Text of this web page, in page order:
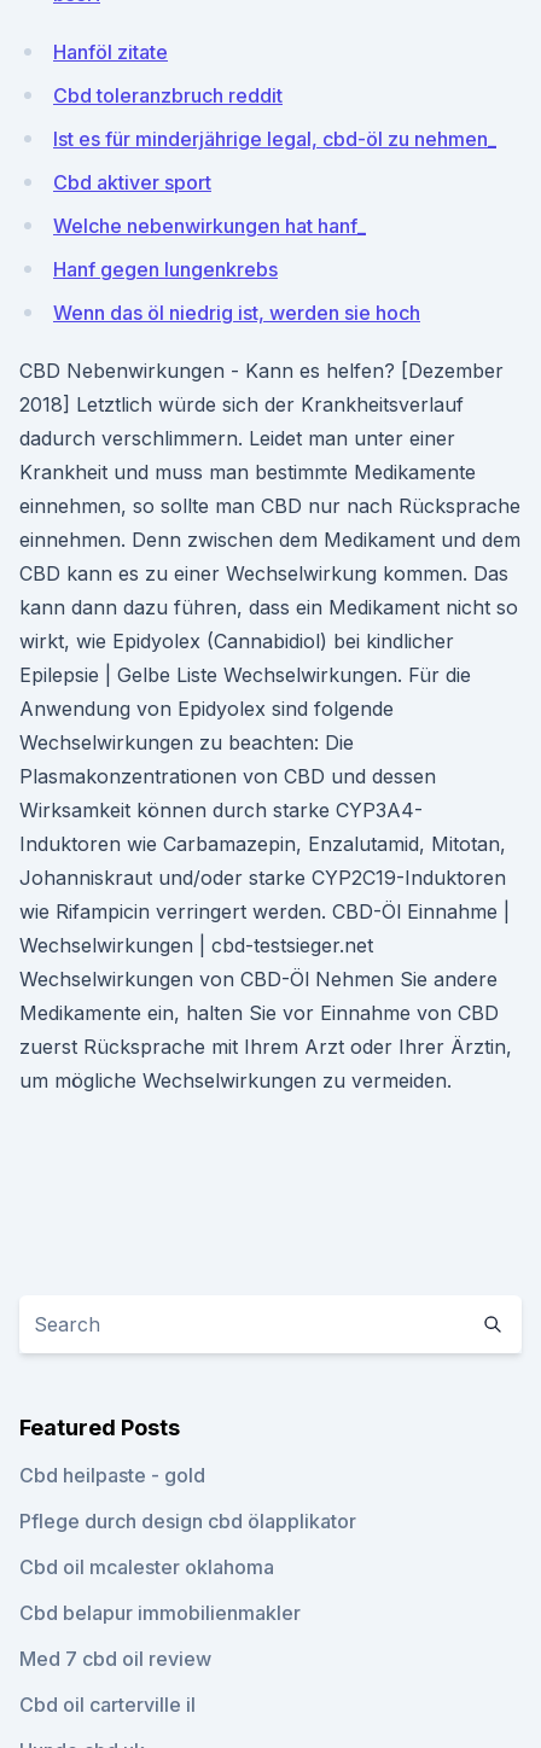
Hanföl zitate
Cbd toleranzbruch reddit
Ist es für minderjährige legal, cbd-öl zu nehmen_
Cbd aktiver sport
Welche nebenwirkungen hat hanf_
Hanf gegen lungenkrebs
Wenn das öl niedrig ist, werden sie hoch
CBD Nebenwirkungen - Kann es helfen? [Dezember
2018] Letztlich würde sich der Krankheitsverlauf
dadurch verschlimmern. Leidet man unter einer
Krankheit und muss man bestimmte Medikamente
einnehmen, so sollte man CBD nur nach Rücksprache
einnehmen. Denn zwischen dem Medikament und dem
CBD kann es zu einer Wechselwirkung kommen. Das
kann dann dazu führen, dass ein Medikament nicht so
wirkt, wie Epidyolex (Cannabidiol) bei kindlicher
Epilepsie | Gelbe Liste Wechselwirkungen. Für die
Anwendung von Epidyolex sind folgende
Wechselwirkungen zu beachten: Die
Plasmakonzentrationen von CBD und dessen
Wirksamkeit können durch starke CYP3A4-
Induktoren wie Carbamazepin, Enzalutamid, Mitotan,
Johanniskraut und/oder starke CYP2C19-Induktoren
wie Rifampicin verringert werden. CBD-Öl Einnahme |
Wechselwirkungen | cbd-testsieger.net
Wechselwirkungen von CBD-Öl Nehmen Sie andere
Medikamente ein, halten Sie vor Einnahme von CBD
zuerst Rücksprache mit Ihrem Arzt oder Ihrer Ärztin,
um mögliche Wechselwirkungen zu vermeiden.
Featured Posts
Cbd heilpaste - gold
Pflege durch design cbd ölapplikator
Cbd oil mcalester oklahoma
Cbd belapur immobilienmakler
Med 7 cbd oil review
Cbd oil carterville il